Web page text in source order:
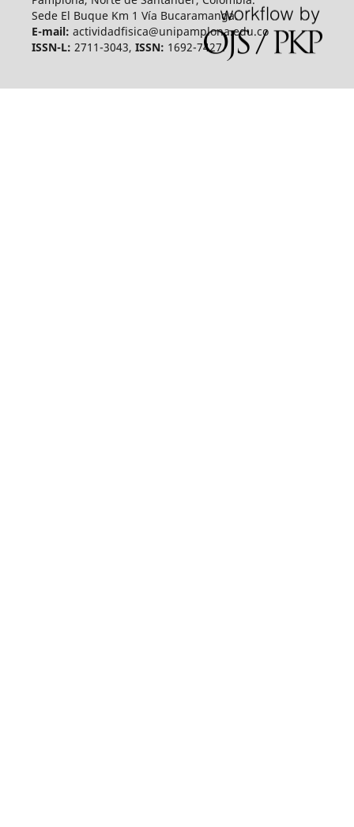
Sede El Buque Km 1 Vía Bucaramanga.
E-mail: actividadfisica@unipamplona.edu.co
ISSN-L: 2711-3043, ISSN: 1692-7427.